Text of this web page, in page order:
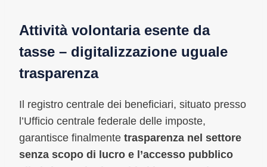
Attività volontaria esente da
tasse – digitalizzazione uguale
trasparenza
Il registro centrale dei beneficiari, situato presso
l’Ufficio centrale federale delle imposte,
garantisce finalmente trasparenza nel settore
senza scopo di lucro e l’accesso pubblico